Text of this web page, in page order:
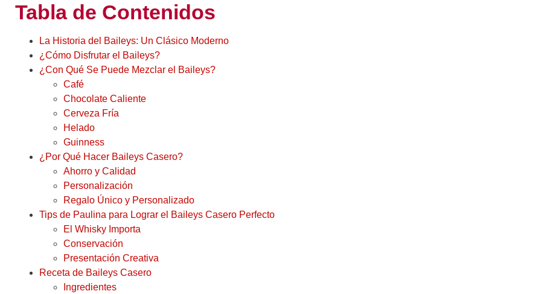
Tabla de Contenidos
La Historia del Baileys: Un Clásico Moderno
¿Cómo Disfrutar el Baileys?
¿Con Qué Se Puede Mezclar el Baileys?
Café
Chocolate Caliente
Cerveza Fría
Helado
Guinness
¿Por Qué Hacer Baileys Casero?
Ahorro y Calidad
Personalización
Regalo Único y Personalizado
Tips de Paulina para Lograr el Baileys Casero Perfecto
El Whisky Importa
Conservación
Presentación Creativa
Receta de Baileys Casero
Ingredientes